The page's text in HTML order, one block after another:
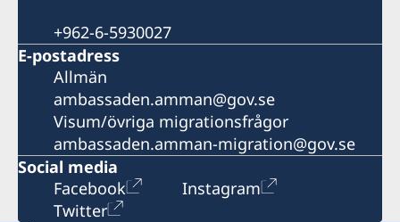
+962-6-5930027
E-postadress
Allmän
ambassaden.amman@gov.se
Visum/övriga migrationsfrågor
ambassaden.amman-migration@gov.se
Social media
Facebook
Instagram
Twitter